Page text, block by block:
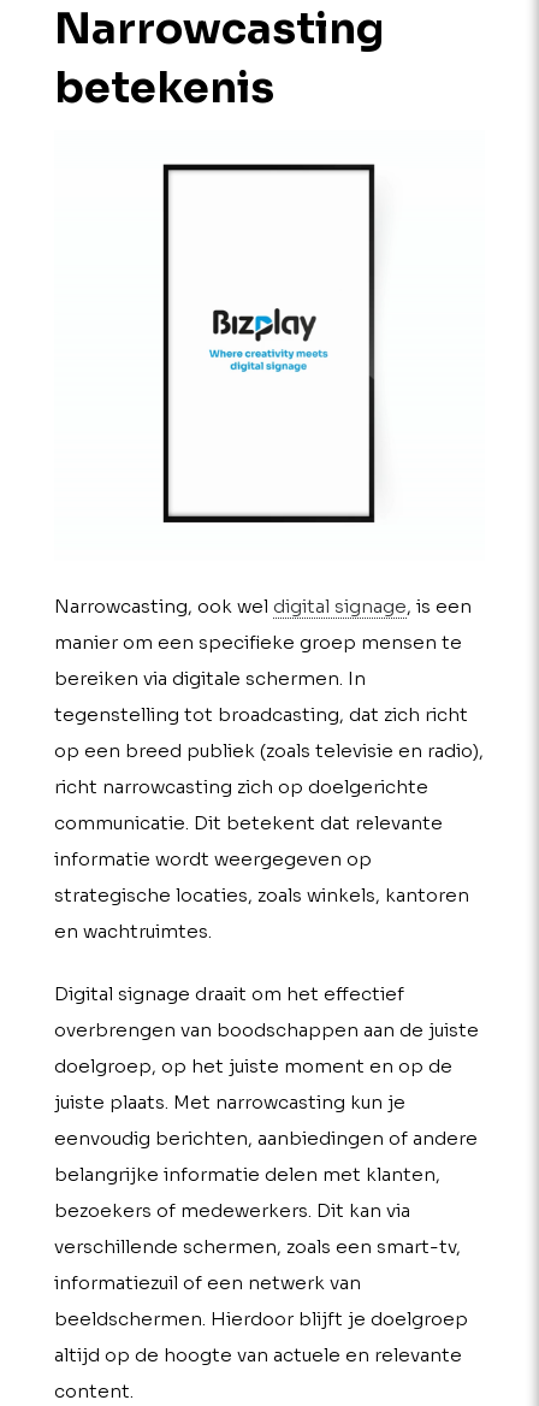
Narrowcasting
betekenis
Narrowcasting, ook wel digital signage, is een
manier om een specifieke groep mensen te
bereiken via digitale schermen. In
tegenstelling tot broadcasting, dat zich richt
op een breed publiek (zoals televisie en radio),
richt narrowcasting zich op doelgerichte
communicatie. Dit betekent dat relevante
informatie wordt weergegeven op
strategische locaties, zoals winkels, kantoren
en wachtruimtes.
Digital signage draait om het effectief
overbrengen van boodschappen aan de juiste
doelgroep, op het juiste moment en op de
juiste plaats. Met narrowcasting kun je
eenvoudig berichten, aanbiedingen of andere
belangrijke informatie delen met klanten,
bezoekers of medewerkers. Dit kan via
verschillende schermen, zoals een smart-tv,
informatiezuil of een netwerk van
beeldschermen. Hierdoor blijft je doelgroep
altijd op de hoogte van actuele en relevante
content.